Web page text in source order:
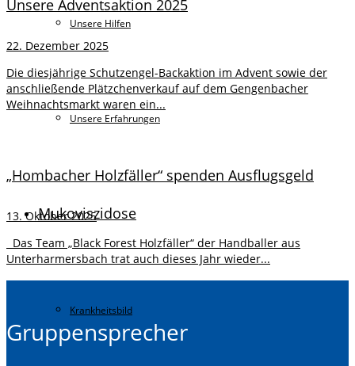
Unsere Hilfen
Unsere Erfahrungen
Mukoviszidose
Krankheitsbild
Unsere Adventsaktion 2025
22. Dezember 2025
Die diesjährige Schutzengel-Backaktion im Advent sowie der
anschließende Plätzchenverkauf auf dem Gengenbacher
Weihnachtsmarkt waren ein...
„Hombacher Holzfäller“ spenden Ausflugsgeld
13. Oktober 2025
Das Team „Black Forest Holzfäller“ der Handballer aus
Unterharmersbach trat auch dieses Jahr wieder...
Gruppensprecher